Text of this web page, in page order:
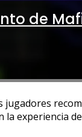
de
experiencia